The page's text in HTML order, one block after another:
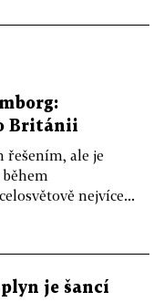
Británii
řešením, ale je
nejvíce...
je šancí